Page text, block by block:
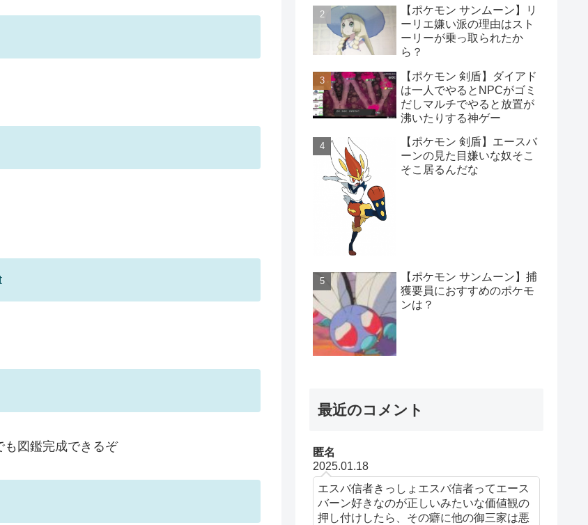
も図鑑完成できるぞ
【ポケモン サンムーン】リ
ーリエ嫌い派の理由はスト
ーリーが乗っ取られたか
ら？
【ポケモン 剣盾】ダイアド
は一人でやるとNPCがゴミ
だしマルチでやると放置が
沸いたりする神ゲー
【ポケモン 剣盾】エースバ
ーンの見た目嫌いな奴そこ
そこ居るんだな
【ポケモン サンムーン】捕
獲要員におすすめのポケモ
ンは？
最近のコメント
匿名
2025.01.18
エスバ信者きっしょエスバ信者ってエース
バーン好きなのが正しいみたいな価値観の
押し付けしたら、その癖に他の御三家は悪